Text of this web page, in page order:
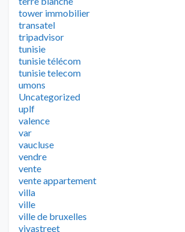
tower immobilier
transatel
tripadvisor
tunisie
tunisie télécom
tunisie telecom
umons
Uncategorized
uplf
valence
var
vaucluse
vendre
vente
vente appartement
villa
ville
ville de bruxelles
vivastreet